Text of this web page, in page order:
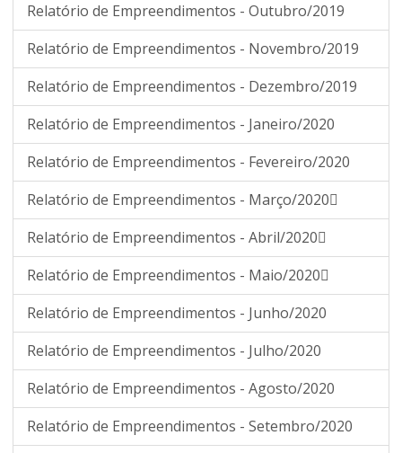
Relatório de Empreendimentos - Outubro/2019
Relatório de Empreendimentos - Novembro/2019
Relatório de Empreendimentos - Dezembro/2019
Relatório de Empreendimentos - Janeiro/2020
Relatório de Empreendimentos - Fevereiro/2020
Relatório de Empreendimentos - Março/2020
Relatório de Empreendimentos - Abril/2020
Relatório de Empreendimentos - Maio/2020
Relatório de Empreendimentos - Junho/2020
Relatório de Empreendimentos - Julho/2020
Relatório de Empreendimentos - Agosto/2020
Relatório de Empreendimentos - Setembro/2020